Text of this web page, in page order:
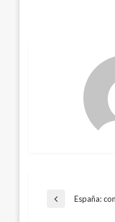
Entrada
España: